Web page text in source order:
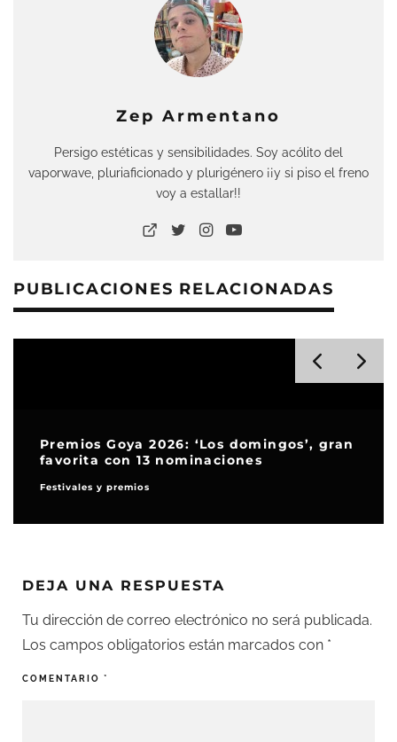
Zep Armentano
Persigo estéticas y sensibilidades. Soy acólito del
vaporwave, pluriaficionado y plurigénero ¡¡y si piso el freno
voy a estallar!!
PUBLICACIONES RELACIONADAS
Premios Goya 2026: ‘Los domingos’, gran
favorita con 13 nominaciones
Festivales y premios
DEJA UNA RESPUESTA
Tu dirección de correo electrónico no será publicada.
Los campos obligatorios están marcados con *
COMENTARIO *